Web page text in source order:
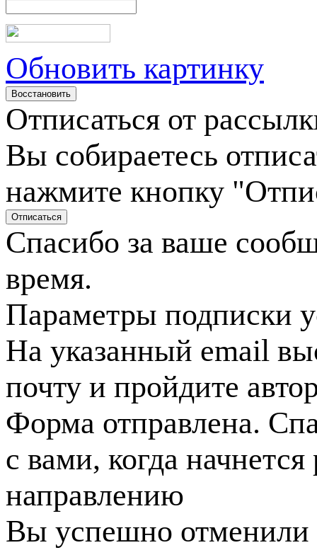
Обновить картинку
Отписаться от
Вы собираетесь
нажмите кнопку
Спасибо за ваше
время.
Параметры подписки
На указанный email
почту и пройдите
Форма отправлена.
с вами, когда
направлению
Вы успешно отменили